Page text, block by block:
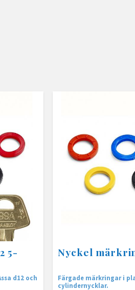
5-
d12 och
Nyckel
Färgade märkringar i
cylindernycklar.